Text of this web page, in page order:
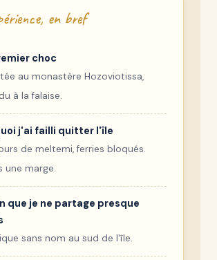
en bref
choc
au monastère Hozoviotissa,
à la falaise.
j'ai failli quitter l'île
de meltemi, ferries bloqués.
une marge.
que je ne partage presque
sans nom au sud de l'île.